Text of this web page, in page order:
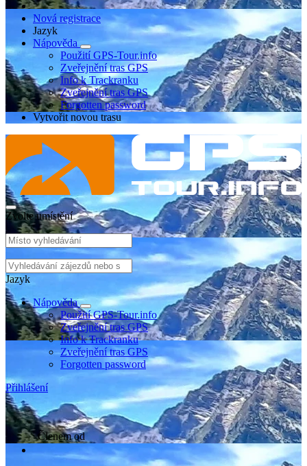
Nová registrace
Jazyk
Nápověda
Použití GPS-Tour.info
Zveřejnění tras GPS
Info k Trackranku
Zveřejnění tras GPS
Forgotten password
Vytvořit novou trasu
Zvolte umístění
Jazyk
Nápověda
Použití GPS-Tour.info
Zveřejnění tras GPS
Info k Trackranku
Zveřejnění tras GPS
Forgotten password
Přihlášení
Členem od